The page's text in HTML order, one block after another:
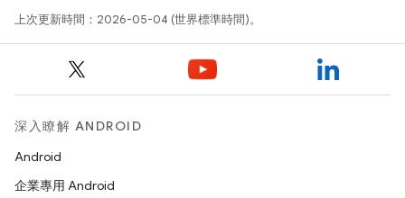
上次更新時間：2026-05-04 (世界標準時間)。
深入瞭解 ANDROID
Android
企業專用 Android